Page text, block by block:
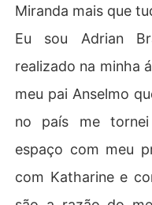
Miranda mais que
Eu sou Adrian
realizado na minha
meu pai Anselmo
no país me
espaço com meu
com Katharine e